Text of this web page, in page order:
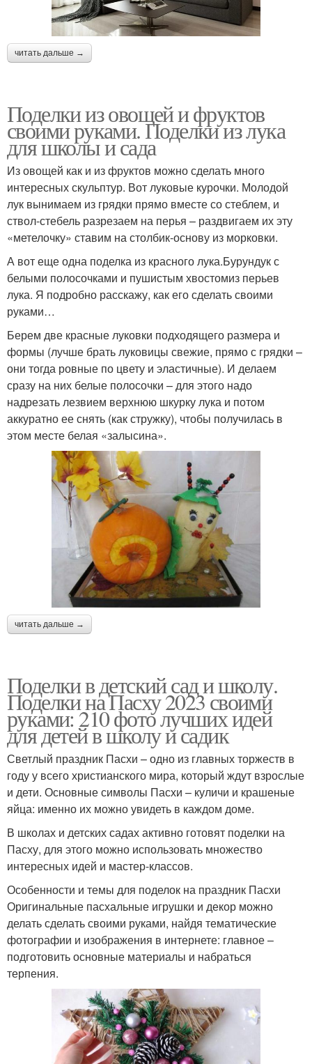
читать дальше →
Поделки из овощей и фруктов
своими руками. Поделки из лука
для школы и сада
Из овощей как и из фруктов можно сделать много
интересных скульптур. Вот луковые курочки. Молодой
лук вынимаем из грядки прямо вместе со стеблем, и
ствол-стебель разрезаем на перья – раздвигаем их эту
«метелочку» ставим на столбик-основу из морковки.
А вот еще одна поделка из красного лука.Бурундук с
белыми полосочками и пушистым хвостомиз перьев
лука. Я подробно расскажу, как его сделать своими
руками…
Берем две красные луковки подходящего размера и
формы (лучше брать луковицы свежие, прямо с грядки –
они тогда ровные по цвету и эластичные). И делаем
сразу на них белые полосочки – для этого надо
надрезать лезвием верхнюю шкурку лука и потом
аккуратно ее снять (как стружку), чтобы получилась в
этом месте белая «залысина».
читать дальше →
Поделки в детский сад и школу.
Поделки на Пасху 2023 своими
руками: 210 фото лучших идей
для детей в школу и садик
Светлый праздник Пасхи – одно из главных торжеств в
году у всего христианского мира, который ждут взрослые
и дети. Основные символы Пасхи – куличи и крашеные
яйца: именно их можно увидеть в каждом доме.
В школах и детских садах активно готовят поделки на
Пасху, для этого можно использовать множество
интересных идей и мастер-классов.
Особенности и темы для поделок на праздник Пасхи
Оригинальные пасхальные игрушки и декор можно
делать сделать своими руками, найдя тематические
фотографии и изображения в интернете: главное –
подготовить основные материалы и набраться
терпения.